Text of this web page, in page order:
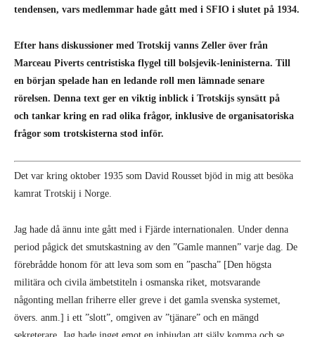
tendensen, vars medlemmar hade gått med i SFIO i slutet på 1934.
Efter hans diskussioner med Trotskij vanns Zeller över från
Marceau Piverts centristiska flygel till bolsjevik-leninisterna. Till
en början spelade han en ledande roll men lämnade senare
rörelsen. Denna text ger en viktig inblick i Trotskijs synsätt på
och tankar kring en rad olika frågor, inklusive de organisatoriska
frågor som trotskisterna stod inför.
Det var kring oktober 1935 som David Rousset bjöd in mig att besöka
kamrat Trotskij i Norge.
Jag hade då ännu inte gått med i Fjärde internationalen. Under denna
period pågick det smutskastning av den ”Gamle mannen” varje dag. De
förebrådde honom för att leva som som en ”pascha” [Den högsta
militära och civila ämbetstiteln i osmanska riket, motsvarande
någonting mellan friherre eller greve i det gamla svenska systemet,
övers. anm.] i ett ”slott”, omgiven av ”tjänare” och en mängd